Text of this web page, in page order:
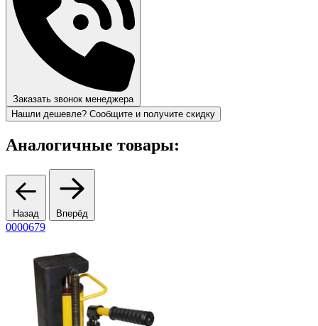
Заказать звонок менеджера
Нашли дешевле? Сообщите и получите скидку
Аналогичные товары:
Назад Вперёд
0000679